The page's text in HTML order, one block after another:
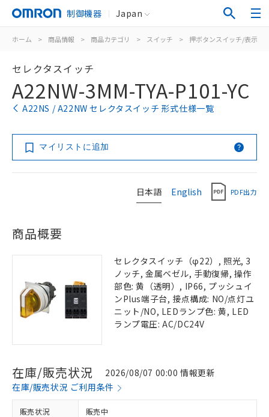
制御機器 Japan
ホーム > 商品情報 > 商品カテゴリ > スイッチ > 押ボタンスイッチ/表示灯
セレクタスイッチ
A22NW-3MM-TYA-P101-YC
A22NS / A22NW セレクタスイッチ 形式仕様一覧
マイリストに追加
日本語 English PDF出力
商品概要
セレクタスイッチ（φ22）, 照光, 3
ノッチ, 金属ベゼル, 手動復帰, 操作
部色: 黄（透明）, IP66, プッシュイ
ンPlus端子台, 接点構成: NO/点灯ユ
ニット/NO, LEDランプ色: 黄, LED
ランプ電圧: AC/DC24V
在庫/販売状況
2026/08/07 00:00 情報更新
在庫/販売状況 ご利用条件
販売状況 販売中